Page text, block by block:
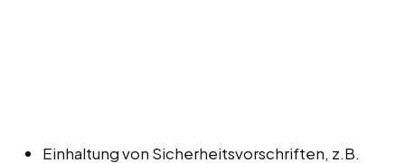
Einhaltung von Sicherheitsvorschriften, z.B.